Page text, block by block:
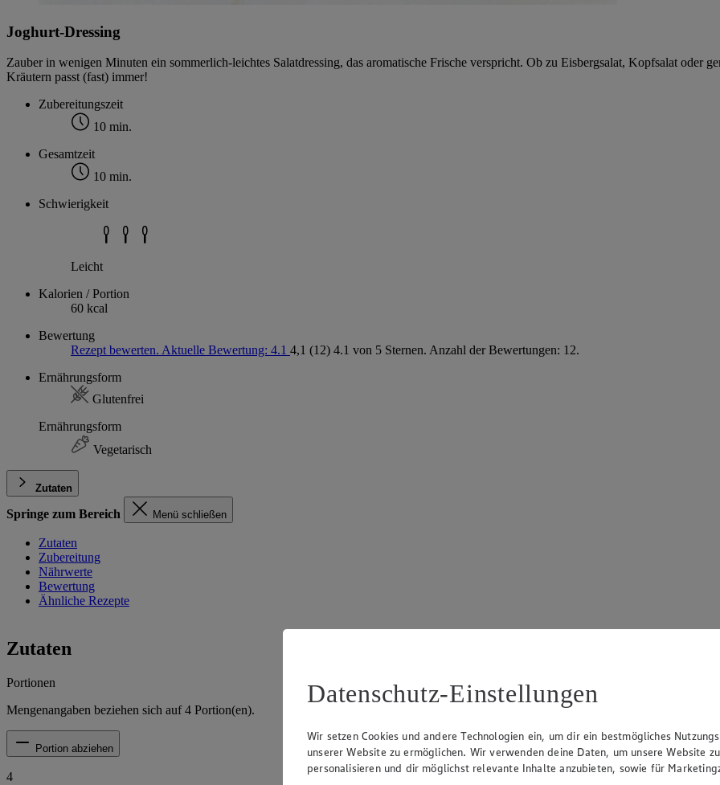
Joghurt-Dressing
Zauber in wenigen Minuten ein sommerlich-leichtes Salatdressing, das aromatische Frische verspricht. Ob zu Eisbergsalat, Kopfsalat oder
Kräutern passt (fast) immer!
Zubereitungszeit
10 min.
Gesamtzeit
10 min.
Schwierigkeit
Leicht
Kalorien / Portion
60 kcal
Bewertung
Rezept bewerten. Aktuelle Bewertung: 4.1 4,1 (12) 4.1 von 5 Sternen. Anzahl der Bewertungen: 12.
Ernährungsform
Glutenfrei
Ernährungsform
Vegetarisch
Zutaten
Springe zum Bereich Menü schließen
Zutaten
Zubereitung
Nährwerte
Bewertung
Ähnliche Rezepte
Zutaten
Portionen
Mengenangaben beziehen sich auf4 Portion(en).
Portion abziehen
4
Datenschutz-Einstellungen
Wir setzen Cookies und andere Technologien ein, um dir ein bestmögliches
unserer Website zu ermöglichen. Wir verwenden deine Daten, um unsere Website zu
personalisieren und dir möglichst relevante Inhalte anzubieten, sowie für